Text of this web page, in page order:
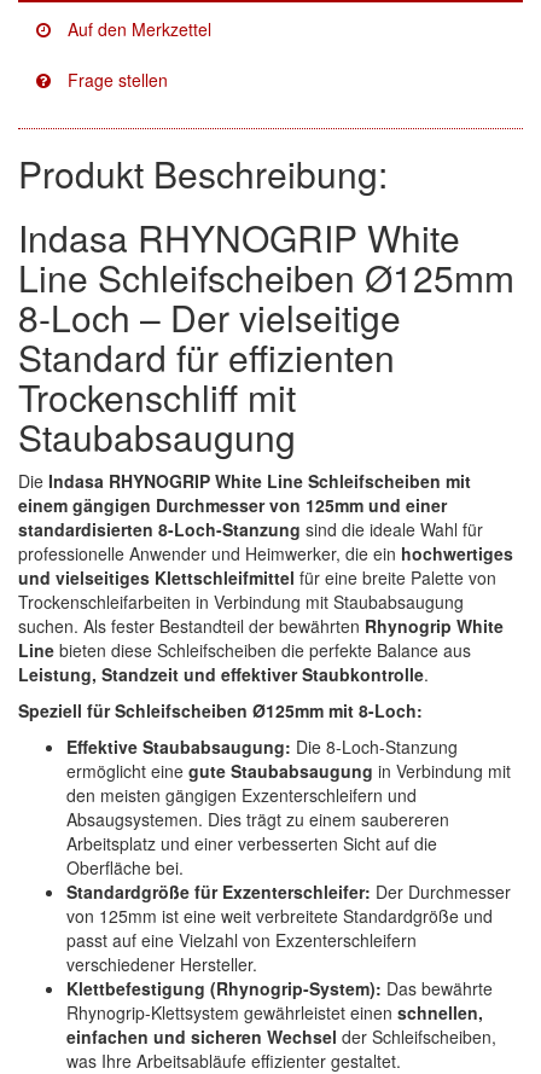
Finixa
Indasa
(8)
Mirka
(1)
no-name
(1)
Novol
(3)
Prevost
(3)
Proma
(21)
Sia
(3)
Spectral
(5)
StarChem
(1)
Sundstrom
(4)
Troton
(1)
ZVG
Produkt Beschreibung:
Indasa RHYNOGRIP White
Line Schleifscheiben Ø125mm
8-Loch – Der vielseitige
Standard für effizienten
Trockenschliff mit
Staubabsaugung
Die Indasa RHYNOGRIP White Line Schleifscheiben mit
einem gängigen Durchmesser von 125mm und einer
standardisierten 8-Loch-Stanzung sind die ideale Wahl für
professionelle Anwender und Heimwerker, die ein hochwertiges
und vielseitiges Klettschleifmittel für eine breite Palette von
Trockenschleifarbeiten in Verbindung mit Staubabsaugung
suchen. Als fester Bestandteil der bewährten Rhynogrip White
Line bieten diese Schleifscheiben die perfekte Balance aus
Leistung, Standzeit und effektiver Staubkontrolle.
Speziell für Schleifscheiben Ø125mm mit 8-Loch:
Effektive Staubabsaugung: Die 8-Loch-Stanzung
ermöglicht eine gute Staubabsaugung in Verbindung mit
den meisten gängigen Exzenterschleifern und
Absaugsystemen. Dies trägt zu einem saubereren
Arbeitsplatz und einer verbesserten Sicht auf die
Oberfläche bei.
Standardgröße für Exzenterschleifer: Der Durchmesser
von 125mm ist eine weit verbreitete Standardgröße und
passt auf eine Vielzahl von Exzenterschleifern
verschiedener Hersteller.
Klettbefestigung (Rhynogrip-System): Das bewährte
Rhynogrip-Klettsystem gewährleistet einen schnellen,
einfachen und sicheren Wechsel der Schleifscheiben,
was Ihre Arbeitsabläufe effizienter gestaltet.